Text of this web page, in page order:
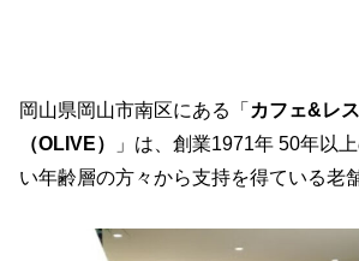
岡山県岡山市南区にある「 カフェ&レ
（OLIVE）
」は、創業1971年 50年以
い年齢層の方々から支持を得ている老